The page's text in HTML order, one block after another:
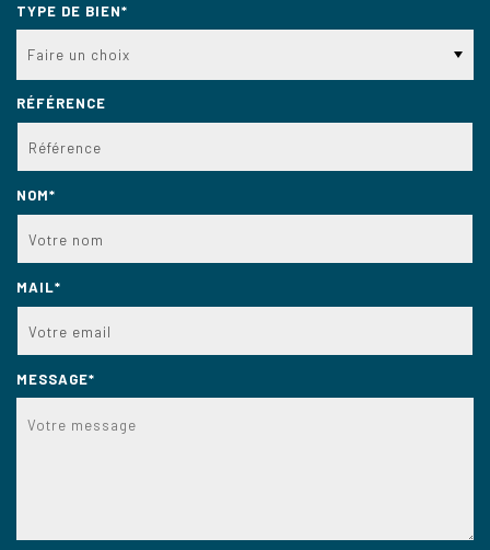
TYPE DE BIEN*
Faire un choix
RÉFÉRENCE
NOM*
MAIL*
MESSAGE*